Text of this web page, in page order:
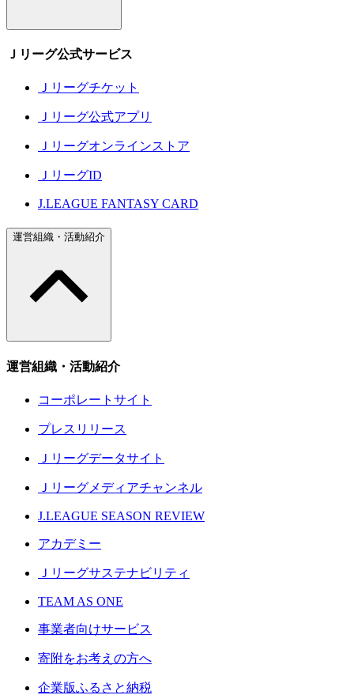
Ｊリーグ公式サービス
Ｊリーグチケット
Ｊリーグ公式アプリ
Ｊリーグオンラインストア
ＪリーグID
J.LEAGUE FANTASY CARD
運営組織・活動紹介
運営組織・活動紹介
コーポレートサイト
プレスリリース
Ｊリーグデータサイト
Ｊリーグメディアチャンネル
J.LEAGUE SEASON REVIEW
アカデミー
Ｊリーグサステナビリティ
TEAM AS ONE
事業者向けサービス
寄附をお考えの方へ
企業版ふるさと納税